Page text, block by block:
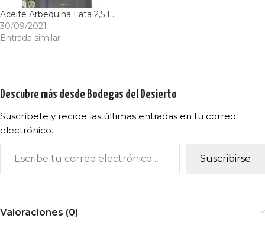
Aceite Arbequina Lata 2,5 L.
30/09/2021
Entrada similar
Descubre más desde Bodegas del Desierto
Suscríbete y recibe las últimas entradas en tu correo
electrónico.
Suscribirse
Valoraciones (0)